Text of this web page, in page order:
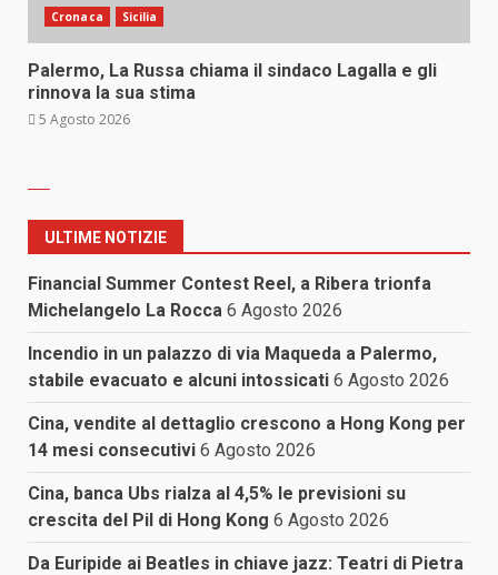
Cronaca Sicilia
Palermo, La Russa chiama il sindaco Lagalla e gli
rinnova la sua stima
5 Agosto 2026
ULTIME NOTIZIE
Financial Summer Contest Reel, a Ribera trionfa
Michelangelo La Rocca 6 Agosto 2026
Incendio in un palazzo di via Maqueda a Palermo,
stabile evacuato e alcuni intossicati 6 Agosto 2026
Cina, vendite al dettaglio crescono a Hong Kong per
14 mesi consecutivi 6 Agosto 2026
Cina, banca Ubs rialza al 4,5% le previsioni su
crescita del Pil di Hong Kong 6 Agosto 2026
Da Euripide ai Beatles in chiave jazz: Teatri di Pietra